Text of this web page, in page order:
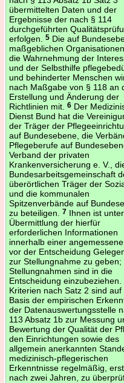
übermittelten Daten und der
Ergebnisse der nach § 114
durchgeführten
erfolgen.5 Die auf
maßgeblichen
die Wahrnehmung der
und der Selbsthilfe
und behinderter Menschen
nach Maßgabe von § 118 an
Erstellung und Änderung der
Richtlinien mit.6 Der
Dienst Bund hat die
der Träger der
auf Bundesebene, die
Pflegeberufe auf
Verband der privaten
Krankenversicherung e. V.,
Bundesarbeitsgemeinschaft
überörtlichen Träger der
und die kommunalen
Spitzenverbände auf
zu beteiligen.7 Ihnen ist unter
Übermittlung der hierfür
erforderlichen Informationen
innerhalb einer
vor der Entscheidung
zur Stellungnahme zu geben;
Stellungnahmen sind in die
Entscheidung einzubeziehen.
Kriterien nach Satz 2 sind auf
Basis der empirischen
der Datenauswertungsstelle
113 Absatz 1b zur Messung
Bewertung der Qualität der
den Einrichtungen sowie des
allgemein anerkannten
medizinisch-pflegerischen
Erkenntnisse regelmäßig,
nach zwei Jahren, zu